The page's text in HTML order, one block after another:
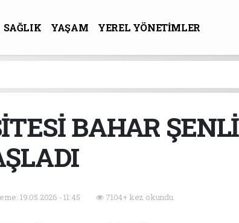
SAĞLIK YAŞAM
YEREL YÖNETİMLER
BAHAR
19.05.2026 - 11:45 7104+ kez okundu.